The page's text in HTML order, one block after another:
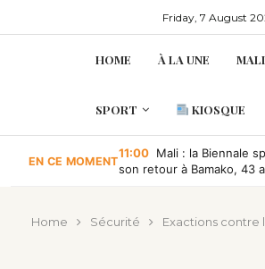
Friday, 7 August
HOME À LA UNE MALI
SPORT KIOSQUE
EN CE MOMENT
11:00 Mali : la Biennale
son retour à Bamako, 43
Home Sécurité Exactions contre